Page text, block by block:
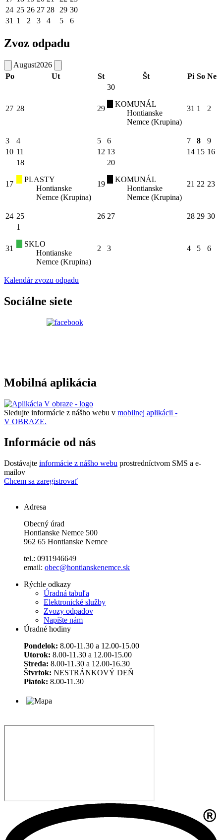
24 25 26 27 28 29 30
31 1 2 3 4 5 6
Zvoz odpadu
August2026
Po
Ut St Št Pi So Ne
27 28 29
30
KOMUNÁL
Hontianske
Nemce (Krupina)
31 1 2
3 4 5 6 7 8
9
10 11 12 13 14 15 16
17
18
PLASTY
Hontianske
Nemce (Krupina)
19
20
KOMUNÁL
Hontianske
Nemce (Krupina)
21 22 23
24 25 26 27 28 29 30
31
1
SKLO
Hontianske
Nemce (Krupina)
2 3 4 5 6
Kalendár zvozu odpadu
Sociálne siete
Mobilná aplikácia
Sledujte informácie z nášho webu v mobilnej aplikácii -
V OBRAZE.
Informácie od nás
Dostávajte informácie z nášho webu prostredníctvom SMS a e-
mailov
Chcem sa zaregistrovať
Adresa
Obecný úrad
Hontianske Nemce 500
962 65 Hontianske Nemce
tel.: 0911946649
email: obec@hontianskenemce.sk
Rýchle odkazy
Úradná tabuľa
Elektronické služby
Zvozy odpadov
Napíšte nám
Úradné hodiny
Pondelok: 8.00-11.30 a 12.00-15.00
Utorok: 8.00-11.30 a 12.00-15.00
Streda: 8.00-11.30 a 12.00-16.30
Štvrtok: NESTRÁNKOVÝ DEŇ
Piatok: 8.00-11.30